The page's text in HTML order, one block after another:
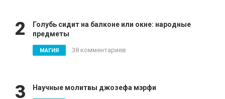
2
Голубь сидит на балконе или окне: народные
предметы
МАГИЯ 38 комментариев
3 Научные молитвы джозефа мэрфи